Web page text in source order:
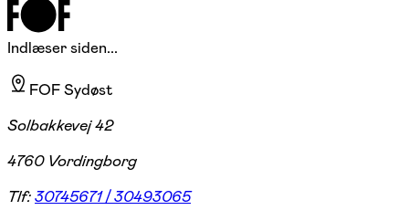
Indlæser siden...
FOF Sydøst
Solbakkevej 42
4760 Vordingborg
Tlf:30745671 / 30493065